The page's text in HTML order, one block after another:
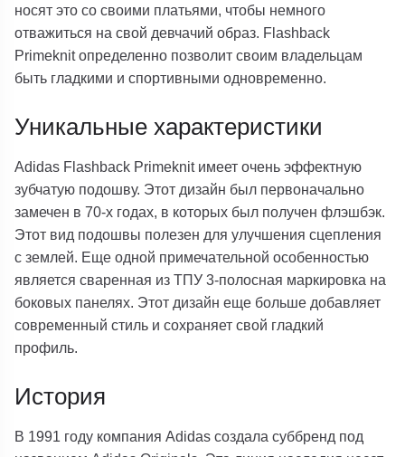
носят это со своими платьями, чтобы немного
отважиться на свой девчачий образ. Flashback
Primeknit определенно позволит своим владельцам
быть гладкими и спортивными одновременно.
Уникальные характеристики
Adidas Flashback Primeknit имеет очень эффектную
зубчатую подошву. Этот дизайн был первоначально
замечен в 70-х годах, в которых был получен флэшбэк.
Этот вид подошвы полезен для улучшения сцепления
с землей. Еще одной примечательной особенностью
является сваренная из ТПУ 3-полосная маркировка на
боковых панелях. Этот дизайн еще больше добавляет
современный стиль и сохраняет свой гладкий
профиль.
История
В 1991 году компания Adidas создала суббренд под